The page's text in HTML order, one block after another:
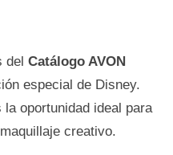
del Catálogo AVON
especial de Disney.
oportunidad ideal para
creativo.